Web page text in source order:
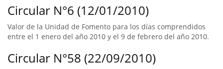
Circular N°6 (12/01/2010)
Valor de la Unidad de Fomento para los días comprendidos
entre el 1 enero del año 2010 y el 9 de febrero del año 2010.
Circular N°58 (22/09/2010)